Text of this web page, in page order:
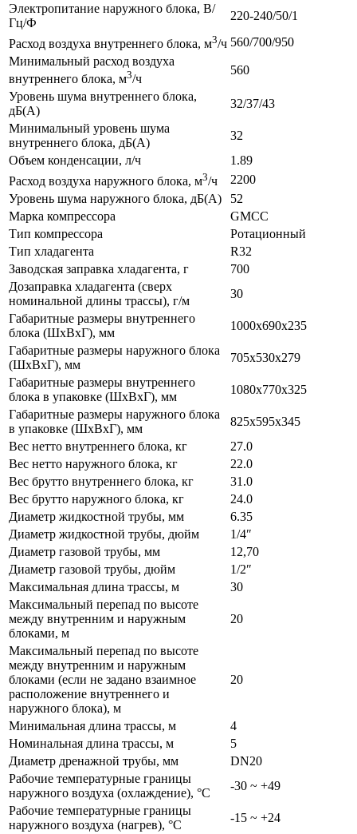
Электропитание наружного блока, В/
Гц/Ф
220-240/50/1
Расход воздуха внутреннего блока, м3/ч 560/700/950
Минимальный расход воздуха
внутреннего блока, м3/ч
560
Уровень шума внутреннего блока,
дБ(А)
32/37/43
Минимальный уровень шума
внутреннего блока, дБ(А)
32
Объем конденсации, л/ч
1.89
Расход воздуха наружного блока, м3/ч
2200
Уровень шума наружного блока, дБ(А)
52
Марка компрессора
GMCC
Тип компрессора
Ротационный
Тип хладагента
R32
Заводская заправка хладагента, г
700
Дозаправка хладагента (сверх
номинальной длины трассы), г/м
30
Габаритные размеры внутреннего
блока (ШxВxГ), мм
1000x690x235
Габаритные размеры наружного блока
(ШxВxГ), мм
705x530x279
Габаритные размеры внутреннего
блока в упаковке (ШxВxГ), мм
1080x770x325
Габаритные размеры наружного блока
в упаковке (ШxВxГ), мм
825x595x345
Вес нетто внутреннего блока, кг
27.0
Вес нетто наружного блока, кг
22.0
Вес брутто внутреннего блока, кг
31.0
Вес брутто наружного блока, кг
24.0
Диаметр жидкостной трубы, мм
6.35
Диаметр жидкостной трубы, дюйм
1/4″
Диаметр газовой трубы, мм
12,70
Диаметр газовой трубы, дюйм
1/2″
Максимальная длина трассы, м
30
Максимальный перепад по высоте
между внутренним и наружным
блоками, м
20
Максимальный перепад по высоте
между внутренним и наружным
блоками (если не задано взаимное
расположение внутреннего и
наружного блока), м
20
Минимальная длина трассы, м
4
Номинальная длина трассы, м
5
Диаметр дренажной трубы, мм
DN20
Рабочие температурные границы
наружного воздуха (охлаждение), °C
-30 ~ +49
Рабочие температурные границы
наружного воздуха (нагрев), °C
-15 ~ +24